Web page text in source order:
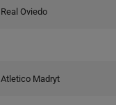
Real Oviedo
Atletico Madryt